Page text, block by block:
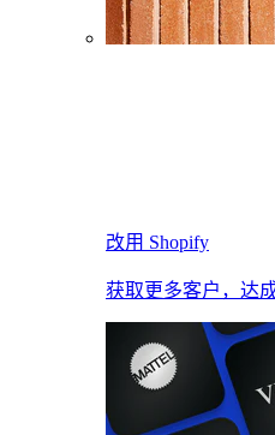
改用 Shopify
获取更多客户，达